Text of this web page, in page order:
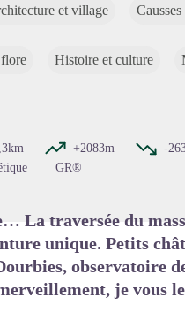
et village
Histoire et culture
+2083m -
GR®
La traversée du
unique. Petits
observatoire
je vous